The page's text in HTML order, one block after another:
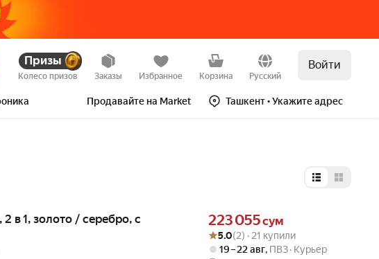
Призы
Колесо призов Заказы Избранное Корзина Русский
Войти
Продавайте на Market Ташкент• Укажите адрес
Выбор типа
в 1, золото / серебро, с
Цена 223055 сум вместо
223 055сум
Рейтинг товара: 5.0 из 5
Оценок: (2) · 21 купили
5.0(2) · 21 купили
19 – 22 авг, ПВЗ Курьер